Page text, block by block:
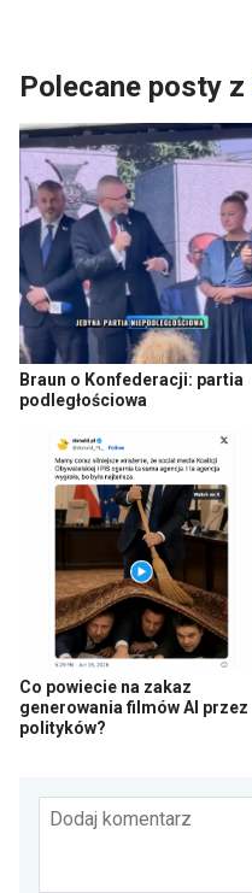
Polecane posty z
Braun o Konfederacji: partia
podległościowa
Co powiecie na zakaz
generowania filmów AI przez
polityków?
Dodaj komentarz